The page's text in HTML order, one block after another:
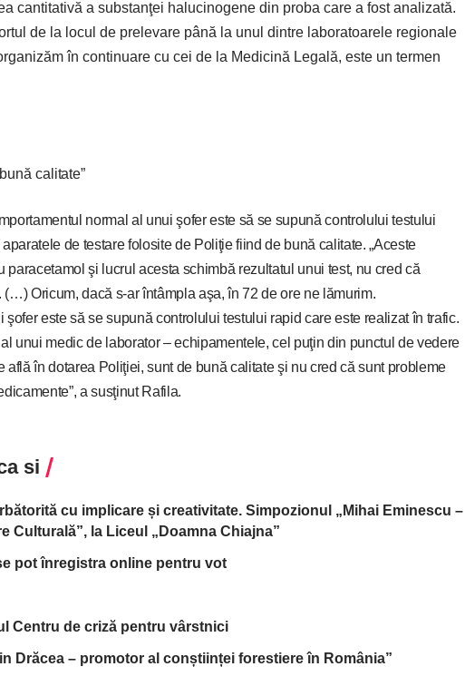
cantitativă a substanţei halucinogene din proba care a fost analizată.
de la locul de prelevare până la unul dintre laboratoarele regionale
în continuare cu cei de la Medicină Legală, este un termen
nă calitate”
normal al unui şofer este să se supună controlului testului
de testare folosite de Poliţie fiind de bună calitate. „Aceste
paracetamol şi lucrul acesta schimbă rezultatul unui test, nu cred că
Oricum, dacă s-ar întâmpla aşa, în 72 de ore ne lămurim.
este să se supună controlului testului rapid care este realizat în trafic.
unui medic de laborator – echipamentele, cel puţin din punctul de vedere
află în dotarea Poliţiei, sunt de bună calitate şi nu cred că sunt probleme
a susţinut Rafila.
si
cu implicare și creativitate. Simpozionul „Mihai Eminescu –
Culturală”, la Liceul „Doamna Chiajna”
pot înregistra online pentru vot
Centru de criză pentru vârstnici
Drăcea – promotor al conștiinței forestiere în România”